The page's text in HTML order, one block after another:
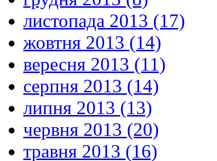
листопада 2013 (17)
жовтня 2013 (14)
вересня 2013 (11)
серпня 2013 (14)
липня 2013 (13)
червня 2013 (20)
травня 2013 (16)